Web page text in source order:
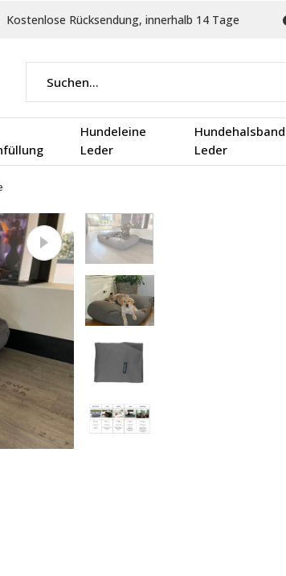
Hundeleine
Leder
Hundehalsband
Leder
Kostenlose Rücksendung, innerhalb 14 Tage